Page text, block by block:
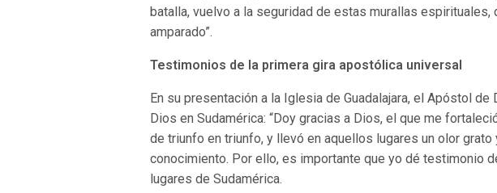
batalla, vuelvo a la seguridad de estas murallas
amparado”.
Testimonios de la primera gira apostólica universal
En su presentación a la Iglesia de Guadalajara, el Apóstol
Dios en Sudamérica: “Doy gracias a Dios, el que me
de triunfo en triunfo, y llevó en aquellos lugares un olor grato
conocimiento. Por ello, es importante que yo dé testimonio
lugares de Sudamérica.